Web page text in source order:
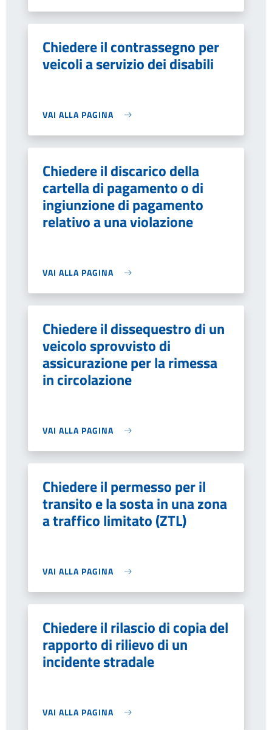
Chiedere il contrassegno per
veicoli a servizio dei disabili
VAI ALLA PAGINA
Chiedere il discarico della
cartella di pagamento o di
ingiunzione di pagamento
relativo a una violazione
VAI ALLA PAGINA
Chiedere il dissequestro di un
veicolo sprovvisto di
assicurazione per la rimessa
in circolazione
VAI ALLA PAGINA
Chiedere il permesso per il
transito e la sosta in una zona
a traffico limitato (ZTL)
VAI ALLA PAGINA
Chiedere il rilascio di copia del
rapporto di rilievo di un
incidente stradale
VAI ALLA PAGINA